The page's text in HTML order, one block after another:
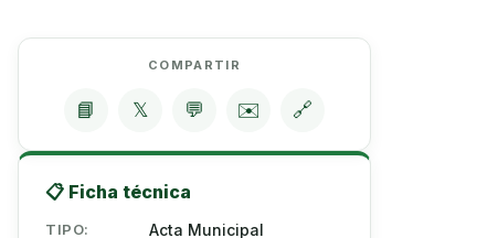
COMPARTIR
📘 𝕏 💬 ✉️ 🔗
📋 Ficha técnica
TIPO: Acta Municipal